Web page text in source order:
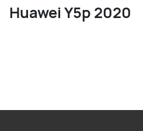
Huawei Y5p 2020